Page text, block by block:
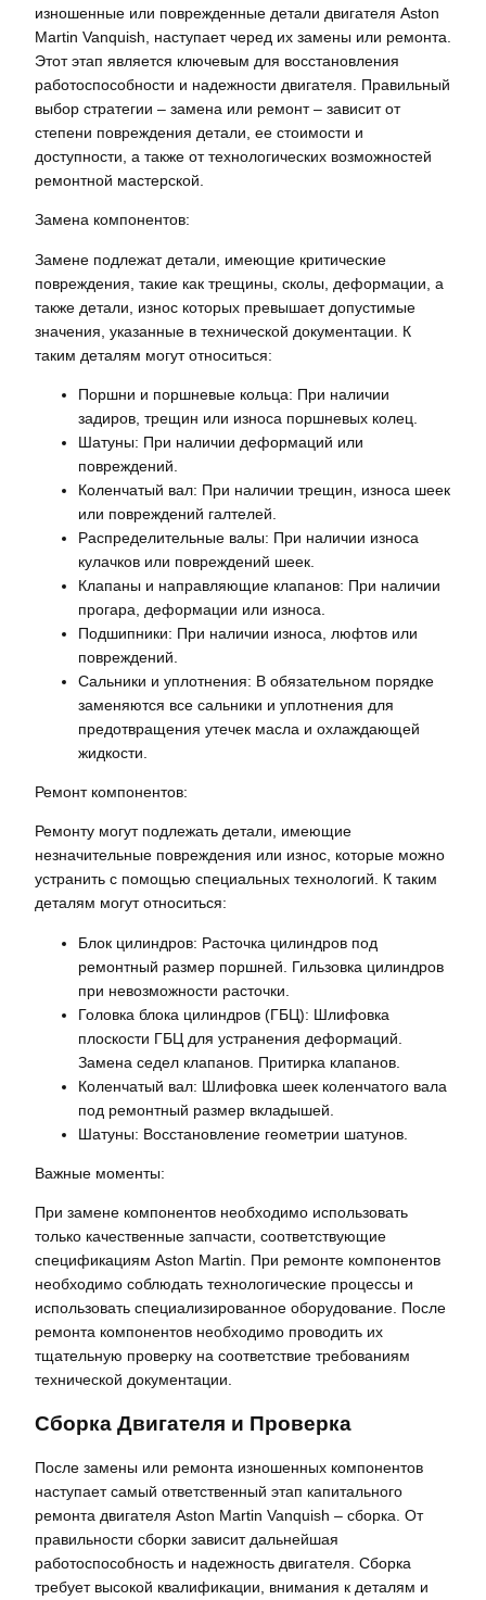
изношенные или поврежденные детали двигателя Aston
Martin Vanquish, наступает черед их замены или ремонта.
Этот этап является ключевым для восстановления
работоспособности и надежности двигателя. Правильный
выбор стратегии – замена или ремонт – зависит от
степени повреждения детали, ее стоимости и
доступности, а также от технологических возможностей
ремонтной мастерской.
Замена компонентов:
Замене подлежат детали, имеющие критические
повреждения, такие как трещины, сколы, деформации, а
также детали, износ которых превышает допустимые
значения, указанные в технической документации. К
таким деталям могут относиться:
Поршни и поршневые кольца: При наличии
задиров, трещин или износа поршневых колец.
Шатуны: При наличии деформаций или
повреждений.
Коленчатый вал: При наличии трещин, износа шеек
или повреждений галтелей.
Распределительные валы: При наличии износа
кулачков или повреждений шеек.
Клапаны и направляющие клапанов: При наличии
прогара, деформации или износа.
Подшипники: При наличии износа, люфтов или
повреждений.
Сальники и уплотнения: В обязательном порядке
заменяются все сальники и уплотнения для
предотвращения утечек масла и охлаждающей
жидкости.
Ремонт компонентов:
Ремонту могут подлежать детали, имеющие
незначительные повреждения или износ, которые можно
устранить с помощью специальных технологий. К таким
деталям могут относиться:
Блок цилиндров: Расточка цилиндров под
ремонтный размер поршней. Гильзовка цилиндров
при невозможности расточки.
Головка блока цилиндров (ГБЦ): Шлифовка
плоскости ГБЦ для устранения деформаций.
Замена седел клапанов. Притирка клапанов.
Коленчатый вал: Шлифовка шеек коленчатого вала
под ремонтный размер вкладышей.
Шатуны: Восстановление геометрии шатунов.
Важные моменты:
При замене компонентов необходимо использовать
только качественные запчасти, соответствующие
спецификациям Aston Martin. При ремонте компонентов
необходимо соблюдать технологические процессы и
использовать специализированное оборудование. После
ремонта компонентов необходимо проводить их
тщательную проверку на соответствие требованиям
технической документации.
Сборка Двигателя и Проверка
После замены или ремонта изношенных компонентов
наступает самый ответственный этап капитального
ремонта двигателя Aston Martin Vanquish – сборка. От
правильности сборки зависит дальнейшая
работоспособность и надежность двигателя. Сборка
требует высокой квалификации, внимания к деталям и